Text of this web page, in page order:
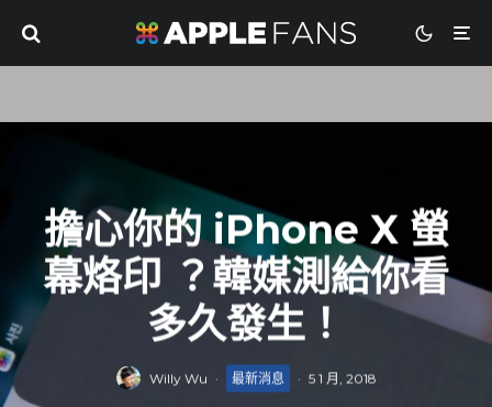
擔心你的 iPhone X 螢
幕烙印 ？韓媒測給你看
多久發生！
Willy Wu · 最新消息 · 5 1 月, 2018